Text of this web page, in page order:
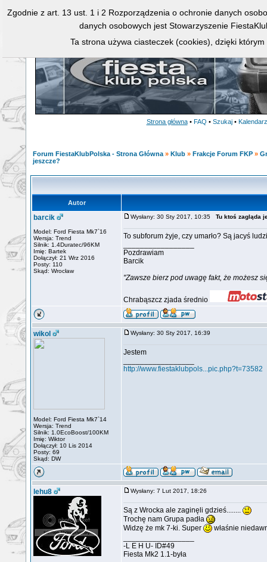
Strona główna • FAQ • Szukaj • Kalendarz
Forum FiestaKlubPolska - Strona Główna » Klub » Frakcje Forum FKP »
jeszcze?
Autor
barcik
Model: Ford Fiesta Mk7`16
Wersja: Trend
Silnik: 1.4Duratec/96KM
Imię: Bartek
Dołączył: 21 Wrz 2016
Posty: 110
Skąd: Wrocław
Wysłany: 30 Sty 2017, 10:35 Tu ktoś zagląda
To subforum żyje, czy umarło? Są jacyś
Pozdrawiam
Barcik
"Zawsze bierz pod uwagę fakt, że możesz
Chrabąszcz zjada średnio
wikol
Model: Ford Fiesta Mk7`14
Wersja: Trend
Silnik: 1.0EcoBoost/100KM
Imię: Wiktor
Dołączył: 10 Lis 2014
Posty: 69
Skąd: DW
Wysłany: 30 Sty 2017, 16:39
Jestem
http://www.fiestaklubpols...pic.php?t=73582
lehu8 Wysłany: 7 Lut 2017, 18:26
Są z Wrocka ale zaginęli gdzieś........
Trochę nam Grupa padła
Widzę że mk 7-ki. Super
właśnie
-L E H U- ID#49
Fiesta Mk2 1.1-była
Zgodnie z art. 13 ust. 1 i 2 Rozporządzenia o ochronie danych
danych osobowych jest Stowarzyszenie
Ta strona używa ciasteczek (cookies), dzięki